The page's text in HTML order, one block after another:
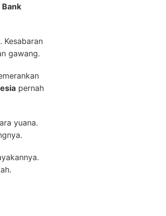
gawang.
pernah
yuana.